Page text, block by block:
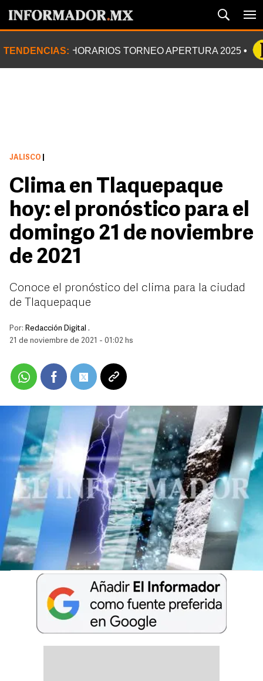
TENDENCIAS: HORARIOS TORNEO APERTURA 2025
JALISCO
Clima en Tlaquepaque
hoy: el pronóstico para el
domingo 21 de noviembre
de 2021
Conoce el pronóstico del clima para la ciudad
de Tlaquepaque
Por: Redacción Digital .
21 de noviembre de 2021 - 01:02 hs